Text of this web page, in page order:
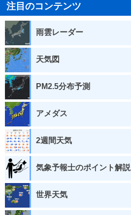
注目のコンテンツ
雨雲レーダー
天気図
PM2.5分布予測
アメダス
2週間天気
気象予報士のポイント解説
世界天気